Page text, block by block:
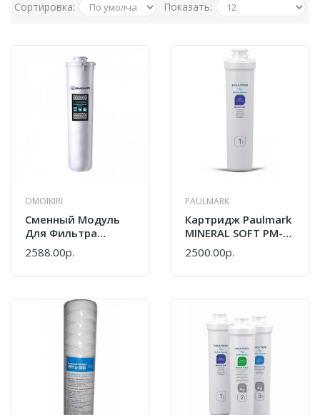
Сортировка:
Показать:
OMOIKIRI
Cменный Модуль
Для Фильтра
Omoikiri V-Complex
1 4998013
2588.00р.
PAULMARK
Картридж Paulmark
MINERAL SOFT PM-
220013
2500.00р.